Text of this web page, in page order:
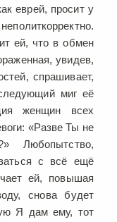
еврей, просит у
ей, что в обмен
увидев,
спрашивает,
миг её
женщин всех
«Разве Ты не
Любопытство,
с всё ещё
ей, повышая
снова будет
Я дам ему, тот